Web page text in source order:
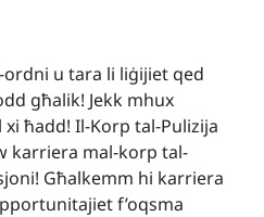
u tara li liġijiet qed
għalik! Jekk mhux
ħadd! Il-Korp tal-Pulizija
karriera mal-korp tal-
Għalkemm hi karriera
f’oqsma